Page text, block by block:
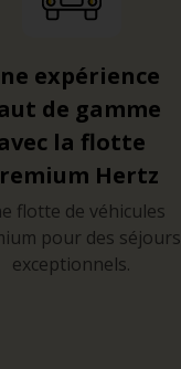
expérience
de gamme
la flotte
Hertz
flotte de véhicules
pour des séjours
exceptionnels.